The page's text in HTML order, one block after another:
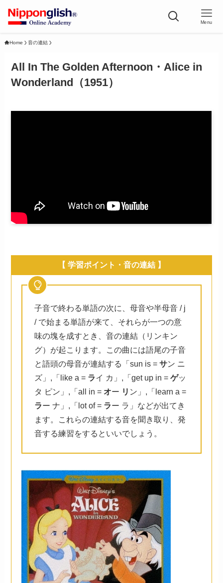
Menu
Home 音の連結
All In The Golden Afternoon・Alice in
Wonderland（1951）
【 学習ポイント・音の連結 】
子音で終わる単語の次に、母音や半母音 / j
/ で始まる単語が来て、それらが一つの意
味の塊を成すとき、音の連結（リンキン
グ）が起こります。この曲には語尾の子音
と語頭の母音が連結する「sun is =サン ニ
ズ」,「like a = ライ カ」,「get up in =ゲッ
タ ピン」,「all in = オー リ ン」,「learn a =
ラー ナ」,「lot of = ラー ラ」などが出てき
ます。これらの連結する音を聞き取り、発
音する練習をするといいでしょう。